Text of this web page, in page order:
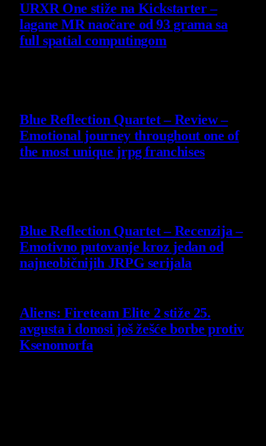
URXR One stiže na Kickstarter –
lagane MR naočare od 93 grama sa
full spatial computingom
Blue Reflection Quartet – Review –
Emotional journey throughout one of
the most unique jrpg franchises
Blue Reflection Quartet – Recenzija –
Emotivno putovanje kroz jedan od
najneobičnijih JRPG serijala
Aliens: Fireteam Elite 2 stiže 25.
avgusta i donosi još žešće borbe protiv
Ksenomorfa